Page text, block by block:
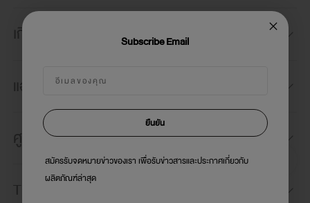
เกี่ยวกับเรา
แอปพลิเคชัน TSmartLife
ศูนย์ข้อมูล
TOSHIBA'S CHOICE
Subscribe Email
ยืนยัน
สมัครรับจดหมายข่าวของเรา เพื่อรับข่าวสารและประกาศเกี่ยวกับ
ผลิตภัณฑ์ล่าสุด